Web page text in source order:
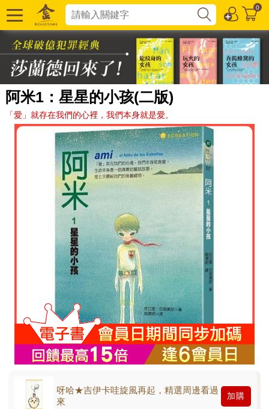
0
阿米1：星星的小孩(二版)
「愛」就存在我們的心裡，我們本身就是愛。
呀哈★吉伊卡哇旋風再起，精選周邊看過
來
加購